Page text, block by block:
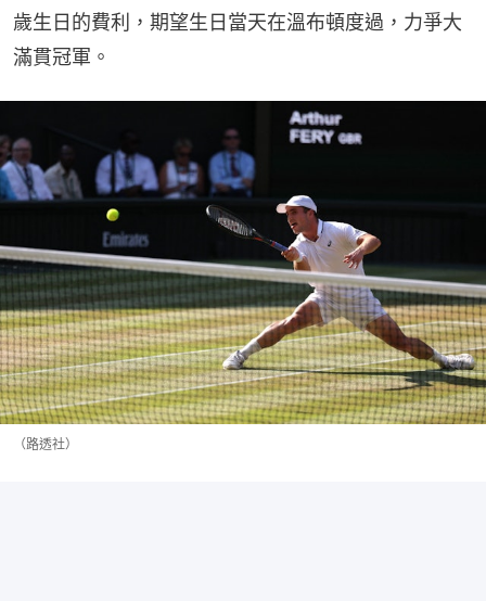
歲生日的費利，期望生日當天在溫布頓度過，力爭大
滿貫冠軍。
（路透社）